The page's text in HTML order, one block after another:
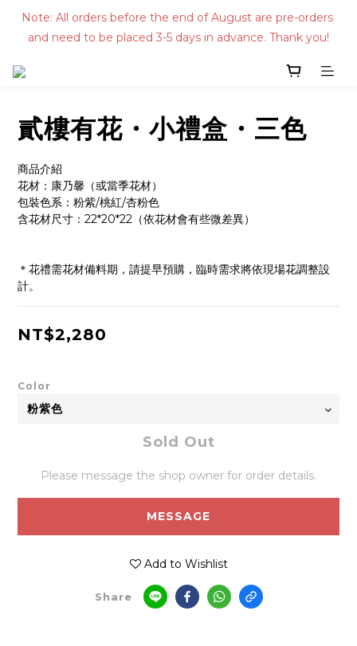
Note: All orders before the end of August are pre-orders
and need to be placed 3-5 days in advance. Thank you!
貳樓有花・小禮盒・三色
商品介紹
花材：康乃馨（或當季花材）
包裝色系：粉紫/桃紅/杏粉色
含花材尺寸：22*20*22（依花材會有些微差異）
＊花禮需花材備料期，請提早預購，臨時需求將依現場花調整設
計。
NT$2,280
Color
Sold Out
Please message the shop owner for order details.
MESSAGE
Add to Wishlist
Share